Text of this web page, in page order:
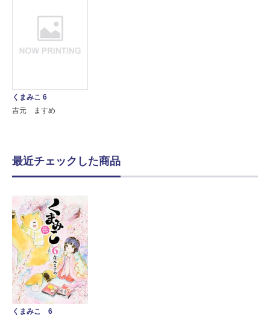
くまみこ 6
吉元 ますめ
最近チェックした商品
くまみこ 6